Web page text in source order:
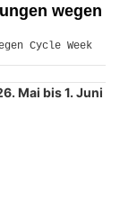
wegen
Mai bis 1. Juni